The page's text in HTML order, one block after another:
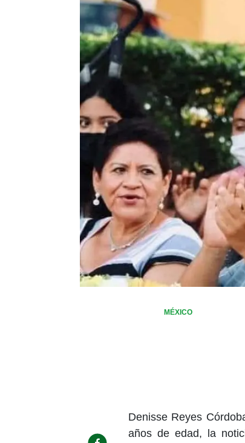
MÉXICO
Denisse Reyes
años de edad, la